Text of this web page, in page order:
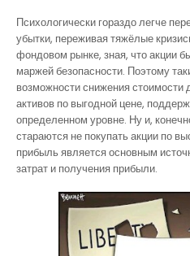
Психологически гораздо легче
убытки, переживая тяжёлые
фондовом рынке, зная, что акции
маржей безопасности. Поэтому
возможности снижения стоимости
активов по выгодной цене,
определенном уровне. Ну и,
стараются не покупать акции по
прибыль является основным
затрат и получения прибыли.